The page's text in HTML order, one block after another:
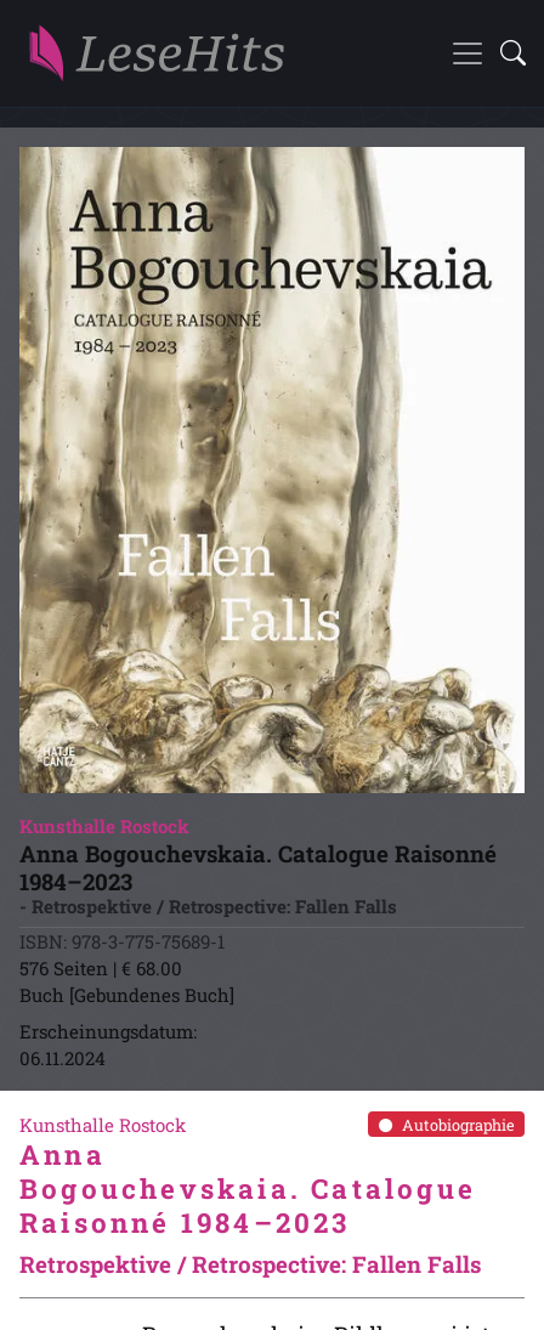
Kunsthalle Rostock
Anna Bogouchevskaia. Catalogue Raisonné
1984–2023
- Retrospektive / Retrospective: Fallen Falls
ISBN: 978-3-775-75689-1
576 Seiten | € 68.00
Buch [Gebundenes Buch]
Erscheinungsdatum:
06.11.2024
Autobiographie
Kunsthalle Rostock
Anna
Bogouchevskaia. Catalogue
Raisonné 1984–2023
Retrospektive / Retrospective: Fallen Falls